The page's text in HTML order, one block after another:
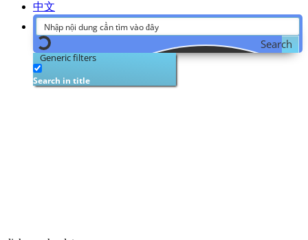
中文
Search
Generic filters
Search in title